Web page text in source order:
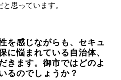
思っています。
を感じながらも、セキュ
に悩まれている自治体、
きます。御市ではどのよ
るのでしょうか？